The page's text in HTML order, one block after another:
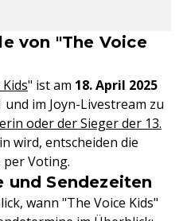
von "The Voice
" ist am 18. April 2025
und im Joyn-Livestream zu
oder der Sieger der 13.
wird, entscheiden die
per Voting.
und Sendezeiten
wann "The Voice Kids"